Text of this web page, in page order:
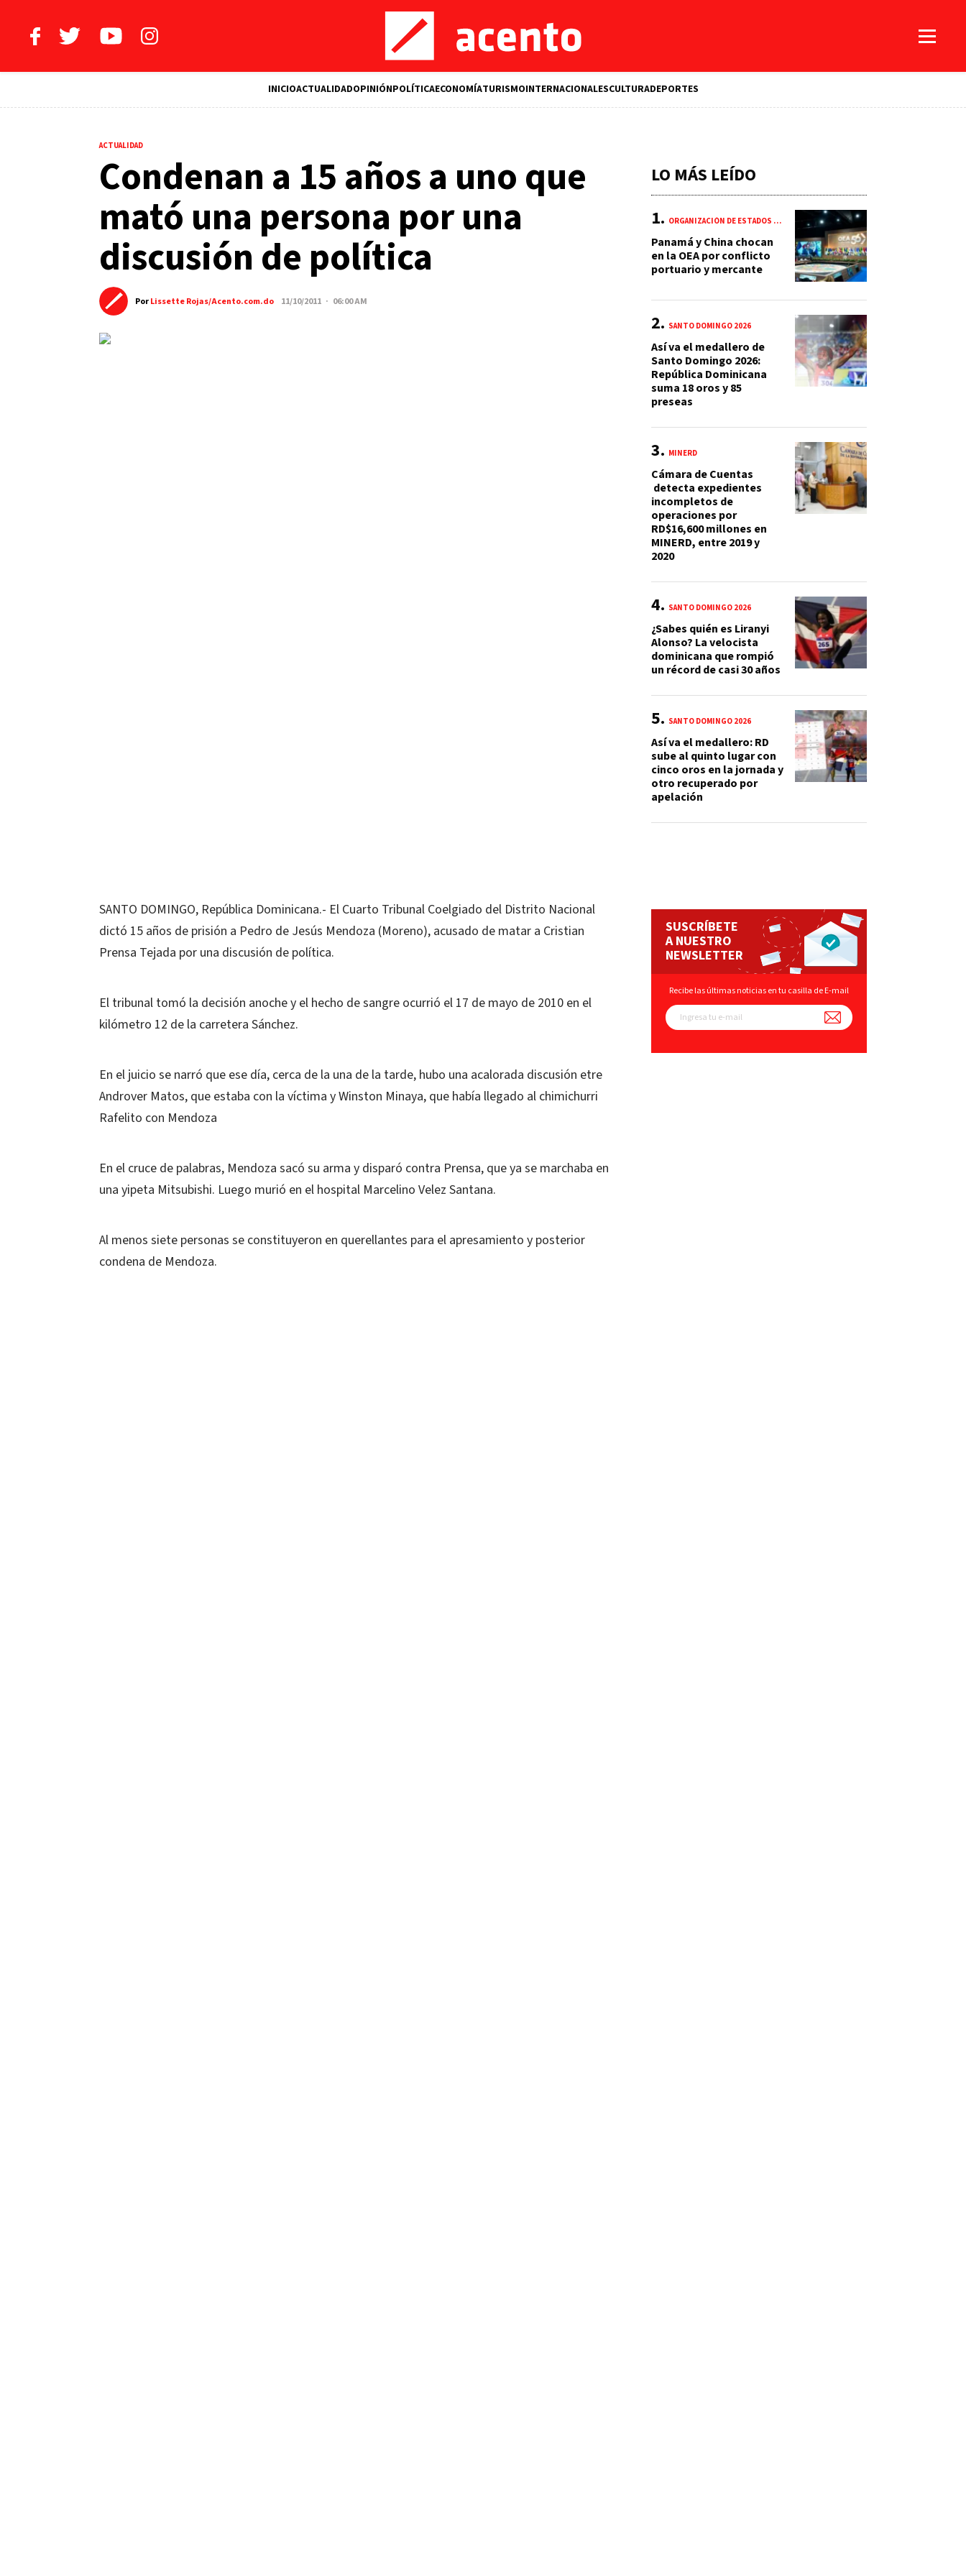
INICIOACTUALIDADOPINIÓNPOLÍTICAECONOMÍATURISMOINTERNACIONALESCULTURADEPORTES
ACTUALIDAD
Condenan a 15 años a uno que
mató una persona por una
discusión de política
PorLissette Rojas/Acento.com.do 11/10/2011 · 06:00 AM
SANTO DOMINGO, República Dominicana.- El Cuarto Tribunal Coelgiado del Distrito Nacional
dictó 15 años de prisión a Pedro de Jesús Mendoza (Moreno), acusado de matar a Cristian
Prensa Tejada por una discusión de política.
El tribunal tomó la decisión anoche y el hecho de sangre ocurrió el 17 de mayo de 2010 en el
kilómetro 12 de la carretera Sánchez.
En el juicio se narró que ese día, cerca de la una de la tarde, hubo una acalorada discusión etre
Androver Matos, que estaba con la víctima y Winston Minaya, que había llegado al chimichurri
Rafelito con Mendoza
En el cruce de palabras, Mendoza sacó su arma y disparó contra Prensa, que ya se marchaba en
una yipeta Mitsubishi. Luego murió en el hospital Marcelino Velez Santana.
Al menos siete personas se constituyeron en querellantes para el apresamiento y posterior
condena de Mendoza.
LO MÁS LEÍDO
ORGANIZACIÓN DE ESTADOS AMERICANOS (OEA)
Panamá y China chocan
en la OEA por conflicto
portuario y mercante
SANTO DOMINGO 2026
Así va el medallero de
Santo Domingo 2026:
República Dominicana
suma 18 oros y 85
preseas
MINERD
Cámara de Cuentas
detecta expedientes
incompletos de
operaciones por
RD$16,600 millones en
MINERD, entre 2019 y
2020
SANTO DOMINGO 2026
¿Sabes quién es Liranyi
Alonso? La velocista
dominicana que rompió
un récord de casi 30 años
SANTO DOMINGO 2026
Así va el medallero: RD
sube al quinto lugar con
cinco oros en la jornada y
otro recuperado por
apelación
SUSCRÍBETE
A NUESTRO
NEWSLETTER
Recibe las últimas noticias en tu casilla de E-mail